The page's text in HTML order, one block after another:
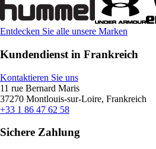
Entdecken Sie alle unsere Marken
Kundendienst in Frankreich
Kontaktieren Sie uns
11 rue Bernard Maris
37270 Montlouis-sur-Loire, Frankreich
+33 1 86 47 62 58
Sichere Zahlung